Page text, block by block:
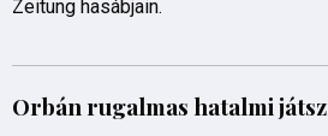
Zeitung hasábjain.
Orbán rugalmas hatalmi